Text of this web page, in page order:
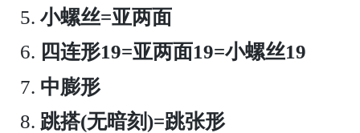
小螺丝=亚两面
四连形19=亚两面19=小螺丝19
中膨形
跳搭(无暗刻)=跳张形